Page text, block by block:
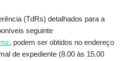
(TdRs) detalhados para a
seguinte
, podem ser obtidos no endereço
de expediente (8.00 às 15.00